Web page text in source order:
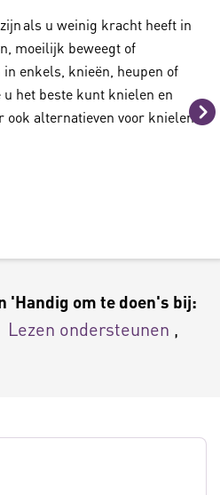
als u weinig kracht heeft in
moeilijk beweegt of
enkels, knieën, heupen of
het beste kunt knielen en
ook alternatieven voor knielen.
'Handig om te doen's bij:
Lezen ondersteunen